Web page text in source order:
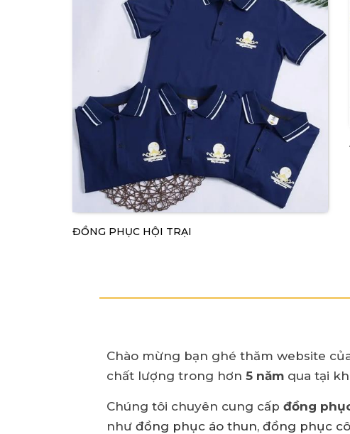
ĐỒNG PHỤC HỘI TRẠI
Chào mừng bạn ghé thăm website
chất lượng trong hơn 5 nămqua tại
Chúng tôi chuyên cung cấp đồng
như đồng phục áo thun, đồng phục